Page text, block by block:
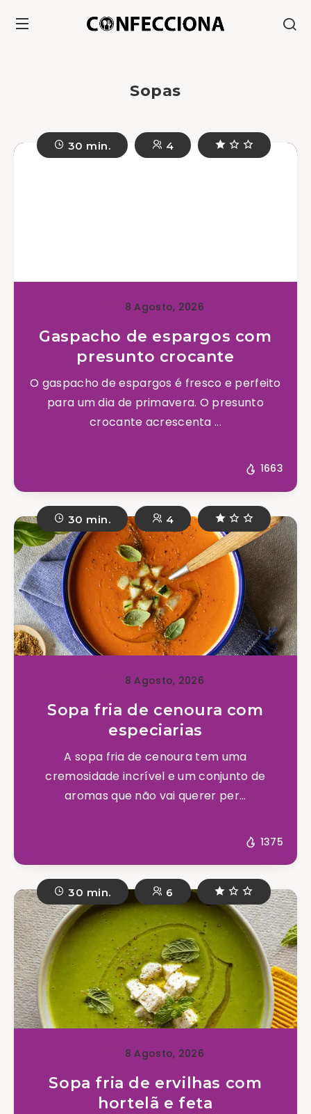
Sopas
30 min. 4
8 Agosto, 2026
Gaspacho de espargos com
presunto crocante
O gaspacho de espargos é fresco e perfeito
para um dia de primavera. O presunto
crocante acrescenta ...
1663
30 min. 4
8 Agosto, 2026
Sopa fria de cenoura com
especiarias
A sopa fria de cenoura tem uma
cremosidade incrível e um conjunto de
aromas que não vai querer per...
1375
30 min. 6
8 Agosto, 2026
Sopa fria de ervilhas com
hortelã e feta